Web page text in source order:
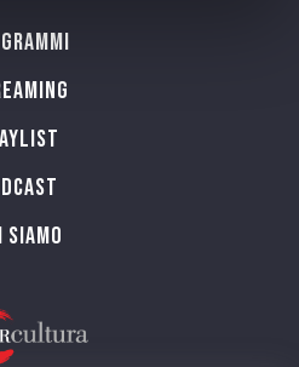
siamo